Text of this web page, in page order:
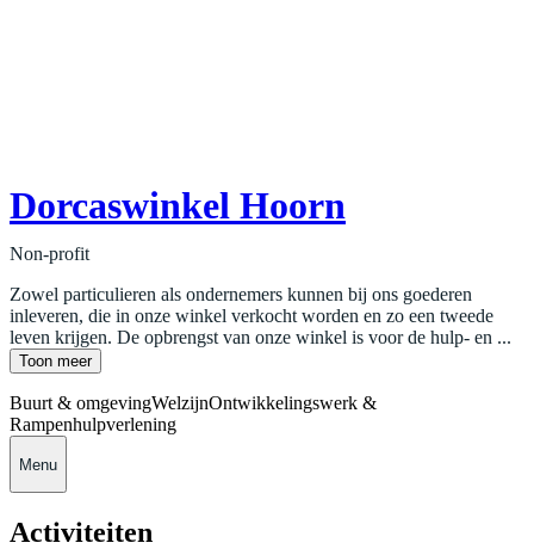
Dorcaswinkel Hoorn
Non-profit
Zowel particulieren als ondernemers kunnen bij ons goederen
inleveren, die in onze winkel verkocht worden en zo een tweede
leven krijgen. De opbrengst van onze winkel is voor de hulp- en ...
Toon meer
Buurt & omgevingWelzijnOntwikkelingswerk &
Rampenhulpverlening
Menu
Activiteiten